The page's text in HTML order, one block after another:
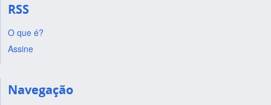
RSS
O que é?
Assine
Navegação